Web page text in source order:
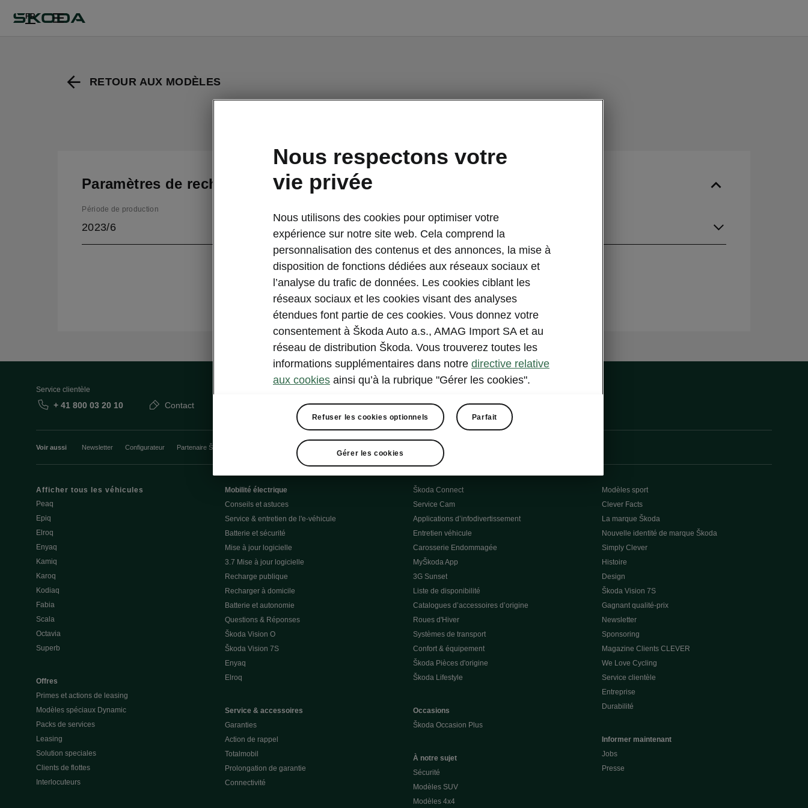
FR
RETOUR AUX MODÈLES
Paramètres de recherche
Période de production
2023/6 Autres
Afficher
Service clientèle
+ 41 800 03 20 10 Contact
Voir aussi Newsletter Configurateur Partenaire Škoda
Afficher tous les véhicules
Peaq
Epiq
Elroq
Enyaq
Kamiq
Karoq
Kodiaq
Fabia
Scala
Octavia
Superb
Offres
Primes et actions de leasing
Modèles spéciaux Dynamic
Packs de services
Leasing
Solution speciales
Clients de flottes
Interlocuteurs
Mobilité électrique
Conseils et astuces
Service & entretien de l'e-véhicule
Batterie et sécurité
Mise à jour logicielle
3.7 Mise à jour logicielle
Recharge publique
Recharger à domicile
Batterie et autonomie
Questions & Réponses
Škoda Vision O
Škoda Vision 7S
Enyaq
Elroq
Service & accessoires
Garanties
Action de rappel
Totalmobil
Prolongation de garantie
Connectivité
Škoda Connect
Service Cam
Applications d’infodivertissement
Entretien véhicule
Carosserie Endommagée
MyŠkoda App
3G Sunset
Liste de disponibilité
Catalogues d’accessoires d’origine
Roues d'Hiver
Systèmes de transport
Confort & équipement
Škoda Pièces d'origine
Škoda Lifestyle
Occasions
Škoda Occasion Plus
À notre sujet
Sécurité
Modèles SUV
Modèles 4x4
Modèles sport
Clever Facts
La marque Škoda
Nouvelle identité de marque Škoda
Simply Clever
Histoire
Design
Škoda Vision 7S
Gagnant qualité-prix
Newsletter
Sponsoring
Magazine Clients CLEVER
We Love Cycling
Service clientèle
Entreprise
Durabilité
Informer maintenant
Jobs
Presse
Nous respectons votre
vie privée
Nous utilisons des cookies pour optimiser votre
expérience sur notre site web. Cela comprend la
personnalisation des contenus et des annonces, la mise à
disposition de fonctions dédiées aux réseaux sociaux et
l’analyse du trafic de données. Les cookies ciblant les
réseaux sociaux et les cookies visant des analyses
étendues font partie de ces cookies. Vous donnez votre
consentement à Škoda Auto a.s., AMAG Import SA et au
réseau de distribution Škoda. Vous trouverez toutes les
informations supplémentaires dans notre directive relative
aux cookies ainsi qu’à la rubrique "Gérer les cookies".
Refuser les cookies optionnels Parfait
Gérer les cookies